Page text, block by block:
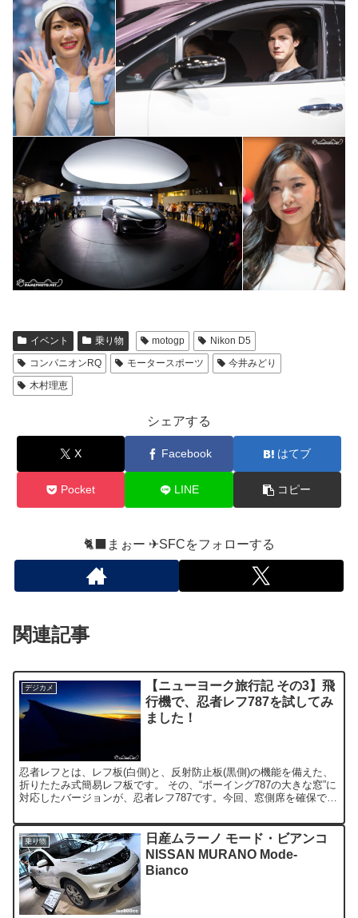
イベント 乗り物 motogp
Nikon D5
コンパニオンRQ
モータースポーツ
今井みどり
木村理恵
シェアする
X Facebook はてブ
Pocket LINE コピー
🐈‍⬛まぉー ✈︎SFCをフォローする
関連記事
デジカメ
【ニューヨーク旅行記 その3】飛
行機で、忍者レフ787を試してみ
ました！
忍者レフとは、レフ板(白側)と、反射防止板(黒側)の機能を備えた、
折りたたみ式簡易レフ板です。 その、“ボーイング787の大きな窓”に
対応したバージョンが、忍者レフ787です。今回、窓側席を確保でき
乗り物
日産ムラーノ モード・ビアンコ
NISSAN MURANO Mode-
Bianco